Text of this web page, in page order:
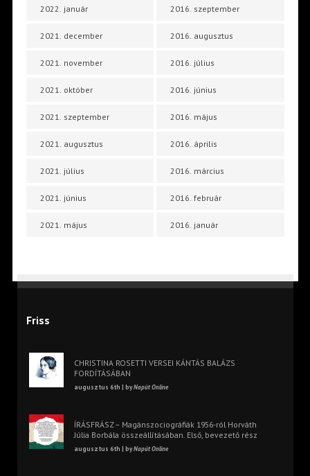
2022. január
2021. december
2021. november
2021. október
2021. szeptember
2021. augusztus
2021. július
2021. június
2021. május
2016. szeptember
2016. augusztus
2016. július
2016. június
2016. május
2016. április
2016. március
2016. február
2016. január
Friss
CHRISTINA ROSETTI VERSEI KÁNTÁS BALÁZS
FORDÍTÁSÁBAN
augusztus 6th | byNapút Online
ÍRÁSFRÁSZ – Magánszociográfiák 1956-ról Horváth
Júlia Borbála összeállításában. Első, bevezető rész
augusztus 6th | byNapút Online